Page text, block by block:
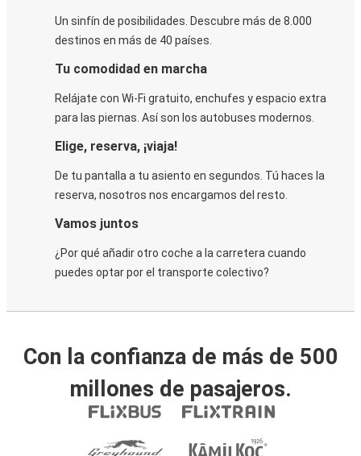
Un sinfín de posibilidades. Descubre más de 8.000
destinos en más de 40 países.
Tu comodidad en marcha
Relájate con Wi-Fi gratuito, enchufes y espacio extra
para las piernas. Así son los autobuses modernos.
Elige, reserva, ¡viaja!
De tu pantalla a tu asiento en segundos. Tú haces la
reserva, nosotros nos encargamos del resto.
Vamos juntos
¿Por qué añadir otro coche a la carretera cuando
puedes optar por el transporte colectivo?
Con la confianza de más de 500
millones de pasajeros.